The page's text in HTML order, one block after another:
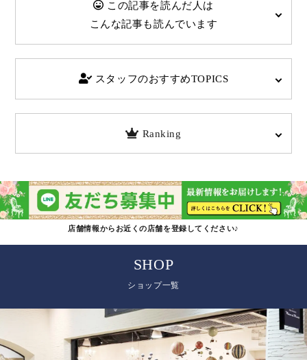
この記事を読んだ人は
こんな記事も読んでいます
スタッフのおすすめTOPICS
Ranking
店舗情報からお近くの店舗を登録してください♪
SHOP
ショップ一覧